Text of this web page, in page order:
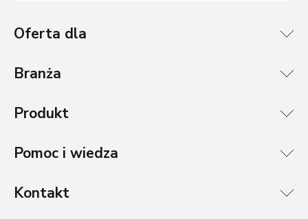
Oferta dla
Branża
Produkt
Pomoc i wiedza
Kontakt